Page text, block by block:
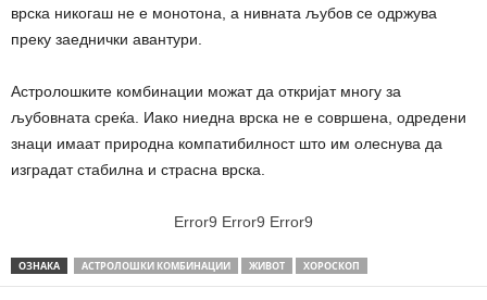
врска никогаш не е монотона, а нивната љубов се одржува
преку заеднички авантури.
Астролошките комбинации можат да откријат многу за
љубовната среќа. Иако ниедна врска не е совршена, одредени
знаци имаат природна компатибилност што им олеснува да
изградат стабилна и страсна врска.
Error9 Error9 Error9
ОЗНАКА АСТРОЛОШКИ КОМБИНАЦИИ ЖИВОТ ХОРОСКОП